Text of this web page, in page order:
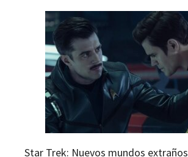
Star Trek: Nuevos mundos extraños